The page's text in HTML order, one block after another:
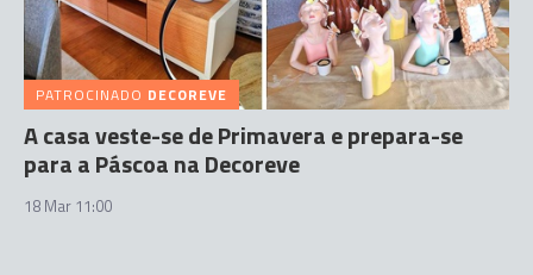
PATROCINADO DECOREVE
A casa veste-se de Primavera e prepara-se
para a Páscoa na Decoreve
18 Mar 11:00